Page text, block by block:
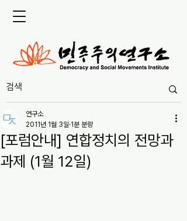
[포럼안내] 연합정치의 전망과
과제 (1월 12일)
연구소
2011년 1월 3일 1분 분량